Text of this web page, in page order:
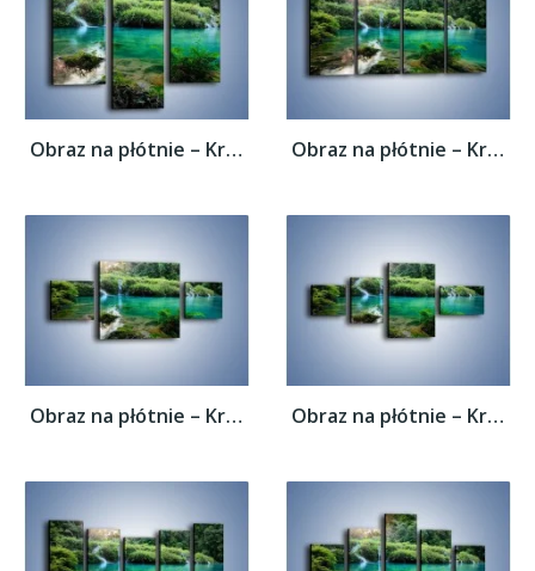
Obraz na płótnie – Kryształowo czysta woda... Obraz na płótnie – Kryształowo czysta woda...
Obraz na płótnie – Kryształowo czysta woda... Obraz na płótnie – Kryształowo czysta woda...